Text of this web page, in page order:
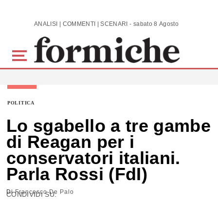
Skip to main content ANALISI | COMMENTI | SCENARI - sabato 8 Agosto 2026
POLITICA
Lo sgabello a tre gambe
di Reagan per i
conservatori italiani.
Parla Rossi (FdI)
DiFrancesco De Palo
CONDIVIDI SU: